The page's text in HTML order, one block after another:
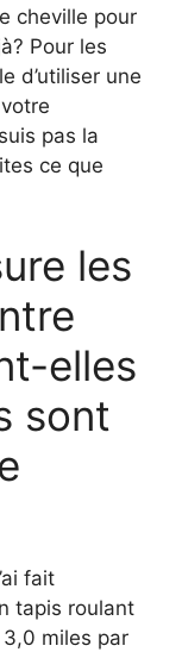
cheville pour
Pour les
d’utiliser une
pas la
ce que
les
elles
sont
fait
tapis roulant
miles par